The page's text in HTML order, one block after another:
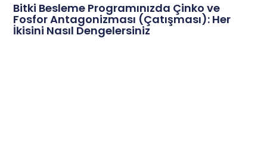
Bitki Besleme Programınızda Çinko ve
Fosfor Antagonizması (Çatışması): Her
İkisini Nasıl Dengelersiniz